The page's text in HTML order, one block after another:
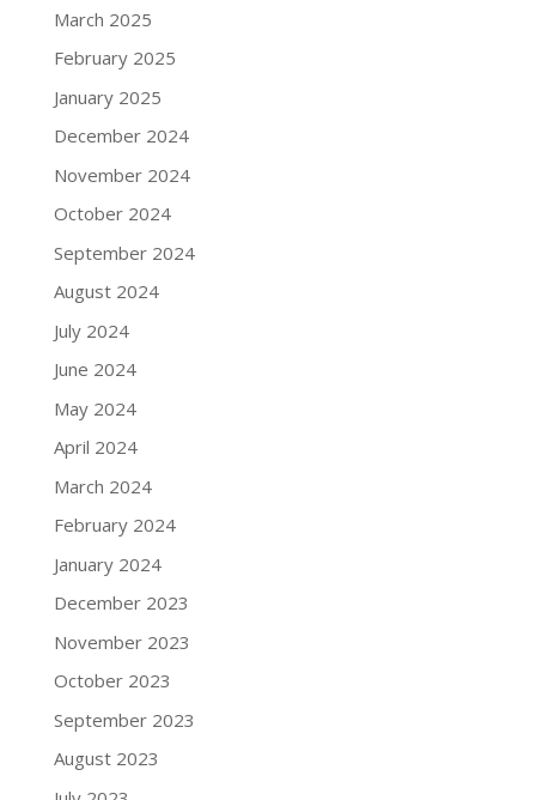
March 2025
February 2025
January 2025
December 2024
November 2024
October 2024
September 2024
August 2024
July 2024
June 2024
May 2024
April 2024
March 2024
February 2024
January 2024
December 2023
November 2023
October 2023
September 2023
August 2023